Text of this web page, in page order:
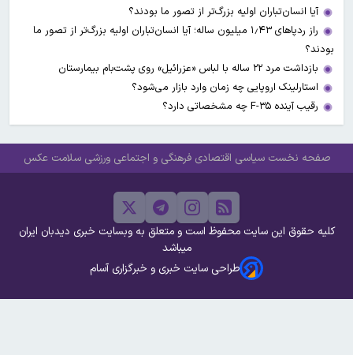
آیا انسان‌تباران اولیه بزرگ‌تر از تصور ما بودند؟
راز ردپاهای ۱٫۴۳ میلیون ساله؛ آیا انسان‌تباران اولیه بزرگ‌تر از تصور ما
بودند؟
بازداشت مرد ۲۲ ساله با لباس «عزرائیل» روی پشت‌بام بیمارستان
استارلینک اروپایی چه زمان وارد بازار می‌شود؟
رقیب آینده F-۳۵ چه مشخصاتی دارد؟
صفحه نخست سیاسی اقتصادی فرهنگی و اجتماعی ورزشی سلامت عکس
کلیه حقوق این سایت محفوظ است و متعلق به وبسایت خبری دیدبان ایران
میباشد
طراحی سایت خبری و خبرگزاری آسام